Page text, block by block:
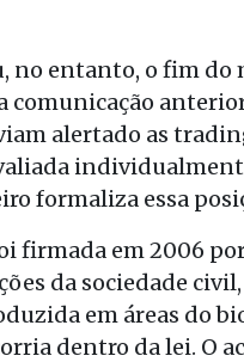
no entanto, o fim
comunicação
alertado as
formaliza essa
firmada em 2006
da sociedade
em áreas do
dentro da lei. O